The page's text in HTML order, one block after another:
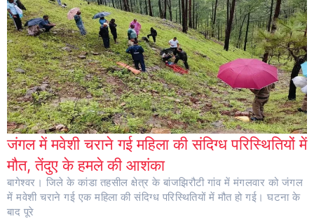
जंगल में मवेशी चराने गई महिला की संदिग्ध परिस्थितियों में
मौत, तेंदुए के हमले की आशंका
बागेश्वर। जिले के कांडा तहसील क्षेत्र के बांजझिरौटी गांव में मंगलवार को जंगल
में मवेशी चराने गई एक महिला की संदिग्ध परिस्थितियों में मौत हो गई। घटना के
बाद पूरे